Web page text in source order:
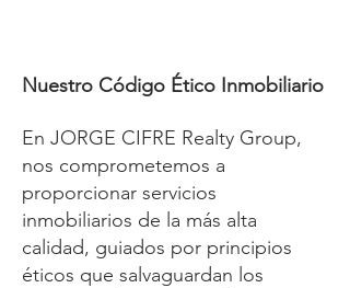
Nuestro Código Ético Inmobiliario
En JORGE CIFRE Realty Group,
nos comprometemos a
proporcionar servicios
inmobiliarios de la más alta
calidad, guiados por principios
éticos que salvaguardan los